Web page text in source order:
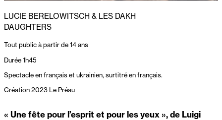
LUCIE BERELOWITSCH & LES DAKH
DAUGHTERS
Tout public à partir de 14 ans
Durée 1h45
Spectacle en français et ukrainien, surtitré en français.
Création 2023 Le Préau
« Une fête pour l’esprit et pour les yeux », de Luigi